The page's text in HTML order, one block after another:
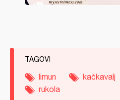
TAGOVI
limun kačkavalj
rukola